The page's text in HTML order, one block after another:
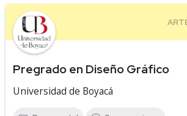
Pregrado en Diseño Gráfico
Universidad de Boyacá